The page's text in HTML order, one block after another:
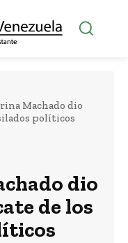
Machado dio
políticos
dio
de los